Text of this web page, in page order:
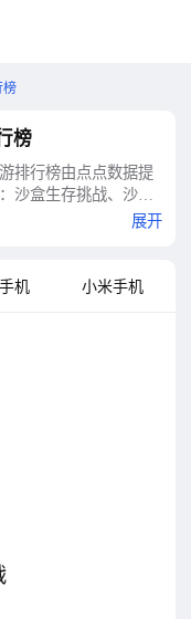
榜
榜
排行榜由点点数据提
沙盒生存挑战、沙盒
、像素世界生存挑
游排行榜
展开
机 小米手机